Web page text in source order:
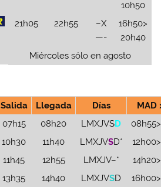
10h50
21h05
22h55
–X
—-
16h50>
20h40
Miércoles sólo en agosto
Salida Llegada Días MAD
07h15 08h20 LMXJVSD
10h30
11h40 LMXJVSD*
11h45
12h55 LMXJV–*
13h35
14h40 LMXJVSD